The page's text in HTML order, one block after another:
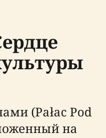
(Pałac Pod
на